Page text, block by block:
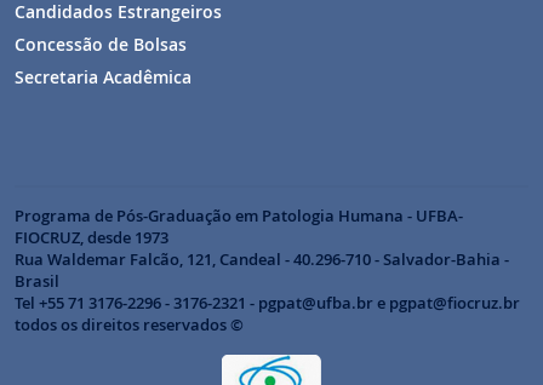
Candidados Estrangeiros
Concessão de Bolsas
Secretaria Acadêmica
Programa de Pós-Graduação em Patologia Humana - UFBA-
FIOCRUZ, desde 1973
Rua Waldemar Falcão, 121, Candeal - 40.296-710 - Salvador-Bahia -
Brasil
Tel +55 71 3176-2296 - 3176-2321 - pgpat@ufba.br e pgpat@fiocruz.br
todos os direitos reservados ©